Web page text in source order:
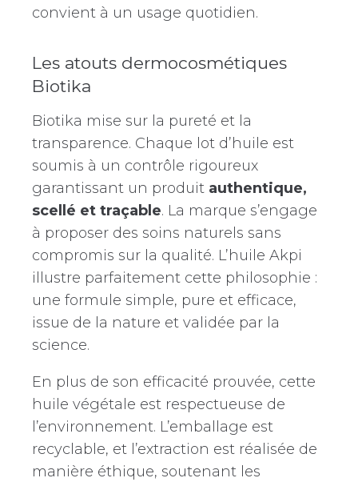
convient à un usage quotidien.
Les atouts dermocosmétiques
Biotika
Biotika mise sur la pureté et la
transparence. Chaque lot d’huile est
soumis à un contrôle rigoureux
garantissant un produit authentique,
scellé et traçable. La marque s’engage
à proposer des soins naturels sans
compromis sur la qualité. L’huile Akpi
illustre parfaitement cette philosophie :
une formule simple, pure et efficace,
issue de la nature et validée par la
science.
En plus de son efficacité prouvée, cette
huile végétale est respectueuse de
l’environnement. L’emballage est
recyclable, et l’extraction est réalisée de
manière éthique, soutenant les